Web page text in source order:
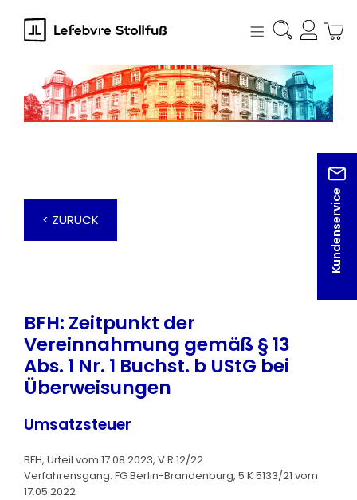
springen
Kundenservice
< ZURÜCK
BFH: Zeitpunkt der
Vereinnahmung gemäß § 13
Abs. 1 Nr. 1 Buchst. b UStG bei
Überweisungen
Umsatzsteuer
BFH, Urteil vom 17.08.2023, V R 12/22
Verfahrensgang: FG Berlin-Brandenburg, 5 K 5133/21 vom
17.05.2022